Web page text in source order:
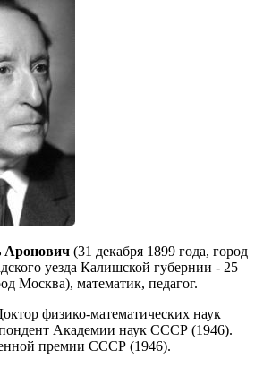
Аронович (31 декабря 1899 года, город
уезда Калишской губернии - 25
Москва), математик, педагог.
физико-математических наук
Академии наук СССР (1946).
премии СССР (1946).